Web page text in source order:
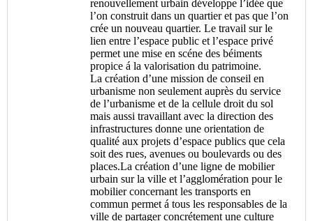
renouvellement urbain développe l’idée que
l’on construit dans un quartier et pas que l’on
crée un nouveau quartier. Le travail sur le
lien entre l’espace public et l’espace privé
permet une mise en scéne des béiments
propice á la valorisation du patrimoine.
La création d’une mission de conseil en
urbanisme non seulement auprès du service
de l’urbanisme et de la cellule droit du sol
mais aussi travaillant avec la direction des
infrastructures donne une orientation de
qualité aux projets d’espace publics que cela
soit des rues, avenues ou boulevards ou des
places.La création d’une ligne de mobilier
urbain sur la ville et l’agglomération pour le
mobilier concernant les transports en
commun permet á tous les responsables de la
ville de partager concrétement une culture